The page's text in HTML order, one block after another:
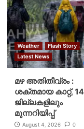
Weather
Flash Story
Latest News
മഴ അതിതീവ്രം :
ശക്തമായ കാറ്റ്, 14
ജില്ലകളിലും
മുന്നറിയിപ്പ്
August 4, 2026 0